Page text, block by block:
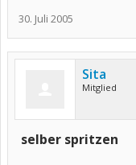
30. Juli 2005
Sita
Mitglied
selber spritzen